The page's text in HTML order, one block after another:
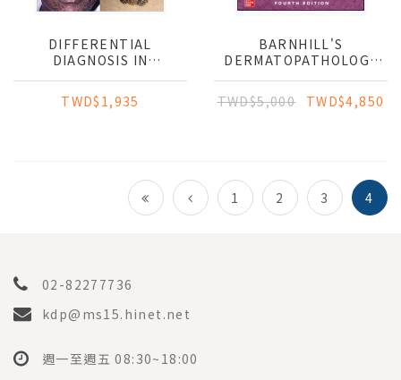
DIFFERENTIAL
DIAGNOSIS IN
DERMATOLOGY
TWD$1,935
BARNHILL'S
DERMATOPATHOLOGY
(IE)
TWD$5,000
TWD$4,850
1 2 3 4
02-82277736
kdp@ms15.hinet.net
週一至週五 08:30~18:00